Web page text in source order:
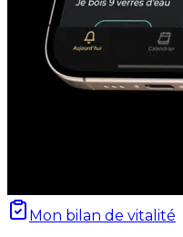
Mon bilan de vitalité